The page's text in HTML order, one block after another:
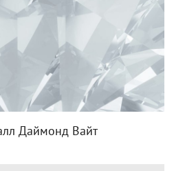
Даймонд Вайт